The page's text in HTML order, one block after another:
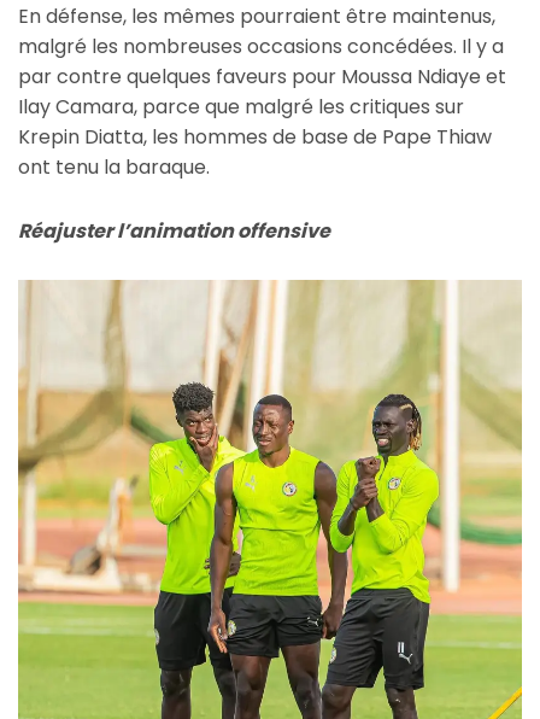
En défense, les mêmes pourraient être maintenus,
malgré les nombreuses occasions concédées. Il y a
par contre quelques faveurs pour Moussa Ndiaye et
Ilay Camara, parce que malgré les critiques sur
Krepin Diatta, les hommes de base de Pape Thiaw
ont tenu la baraque.
Réajuster l’animation offensive